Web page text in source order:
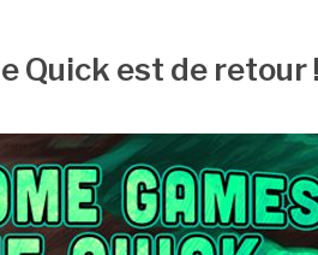
Quick est de retour !